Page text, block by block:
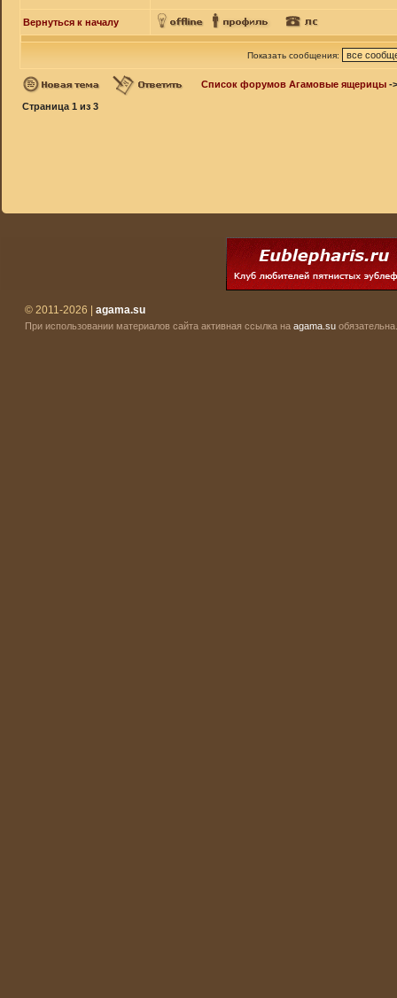
Вернуться к началу
Показать сообщения:
Список форумов Агамовые ящерицы -
Страница 1 из 3
© 2011-2026 | agama.su
При использовании материалов сайта активная ссылка на agama.su обязательна.